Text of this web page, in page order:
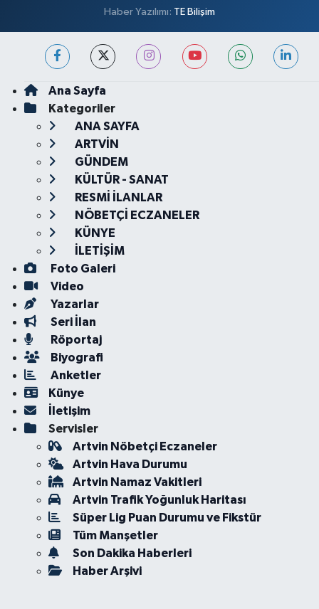
Haber Yazılımı: TE Bilişim
Ana Sayfa
Kategoriler
ANA SAYFA
ARTVİN
GÜNDEM
KÜLTÜR - SANAT
RESMİ İLANLAR
NÖBETÇİ ECZANELER
KÜNYE
İLETİŞİM
Foto Galeri
Video
Yazarlar
Seri İlan
Röportaj
Biyografi
Anketler
Künye
İletişim
Servisler
Artvin Nöbetçi Eczaneler
Artvin Hava Durumu
Artvin Namaz Vakitleri
Artvin Trafik Yoğunluk Haritası
Süper Lig Puan Durumu ve Fikstür
Tüm Manşetler
Son Dakika Haberleri
Haber Arşivi